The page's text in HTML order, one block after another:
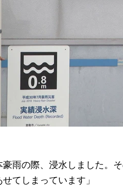
雨の際、浸水しました。
てしまっています」